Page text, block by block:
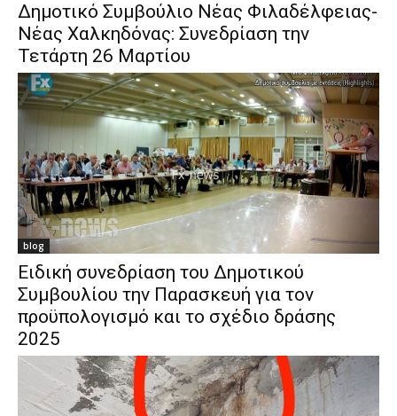
Δημοτικό Συμβούλιο Νέας Φιλαδέλφειας-
Νέας Χαλκηδόνας: Συνεδρίαση την
Τετάρτη 26 Μαρτίου
blog
Ειδική συνεδρίαση του Δημοτικού
Συμβουλίου την Παρασκευή για τον
προϋπολογισμό και το σχέδιο δράσης
2025